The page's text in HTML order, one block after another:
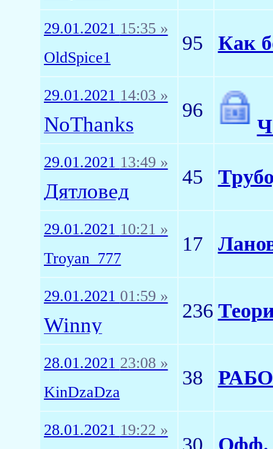
29.01.2021 15:35 »
OldSpice1
95 Как
29.01.2021 14:03 »
NoThanks
96
29.01.2021 13:49 »
Дятловед
45
29.01.2021 10:21 »
Troyan_777
17
29.01.2021 01:59 »
Winny
236
28.01.2021 23:08 »
KinDzaDza
38
28.01.2021 19:22 »
30 Офф.